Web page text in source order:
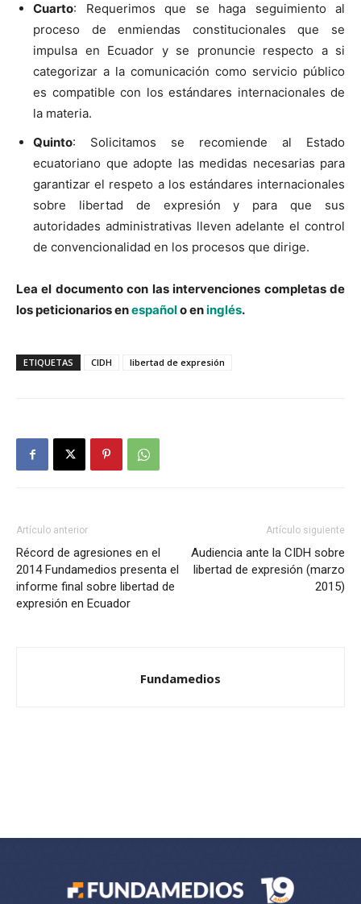
Cuarto: Requerimos que se haga seguimiento al
proceso de enmiendas constitucionales que se
impulsa en Ecuador y se pronuncie respecto a si
categorizar a la comunicación como servicio público
es compatible con los estándares internacionales de
la materia.
Quinto: Solicitamos se recomiende al Estado
ecuatoriano que adopte las medidas necesarias para
garantizar el respeto a los estándares internacionales
sobre libertad de expresión y para que sus
autoridades administrativas lleven adelante el control
de convencionalidad en los procesos que dirige.
Lea el documento con las intervenciones completas de
los peticionarios enespañolo eninglés.
ETIQUETAS CIDH libertad de expresión
Artículo anterior
Récord de agresiones en el
2014 Fundamedios presenta el
informe final sobre libertad de
expresión en Ecuador
Artículo siguiente
Audiencia ante la CIDH sobre
libertad de expresión (marzo
2015)
Fundamedios